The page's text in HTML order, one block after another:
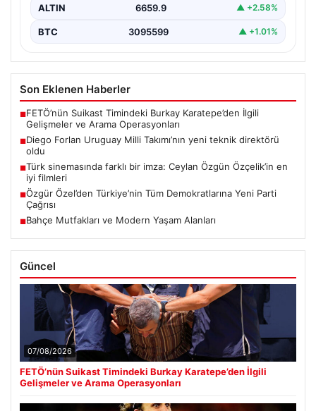
ALTIN 6659.9 ▲ +2.58%
BTC 3095599 ▲ +1.01%
Son Eklenen Haberler
■FETÖ’nün Suikast Timindeki Burkay Karatepe’den İlgili
Gelişmeler ve Arama Operasyonları
■Diego Forlan Uruguay Milli Takımı’nın yeni teknik direktörü
oldu
■Türk sinemasında farklı bir imza: Ceylan Özgün Özçelik’in en
iyi filmleri
■Özgür Özel’den Türkiye’nin Tüm Demokratlarına Yeni Parti
Çağrısı
■Bahçe Mutfakları ve Modern Yaşam Alanları
Güncel
07/08/2026
FETÖ’nün Suikast Timindeki Burkay Karatepe’den İlgili
Gelişmeler ve Arama Operasyonları